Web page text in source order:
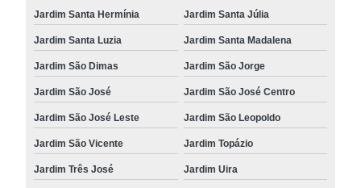
Jardim Santa Hermínia Jardim Santa Júlia
Jardim Santa Luzia Jardim Santa Madalena
Jardim São Dimas Jardim São Jorge
Jardim São José Jardim São José Centro
Jardim São José Leste Jardim São Leopoldo
Jardim São Vicente Jardim Topázio
Jardim Três José Jardim Uira